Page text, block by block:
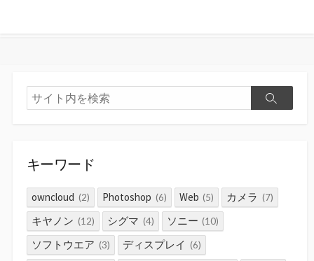
検
索
検
キーワード
owncloud (2) Photoshop (6) Web (5) カメラ (7)
キヤノン (12) シグマ (4) ソニー (10)
ソフトウエア (3) ディスプレイ (6)